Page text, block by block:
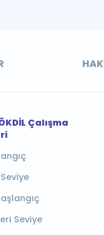
Çalışma
Seviye